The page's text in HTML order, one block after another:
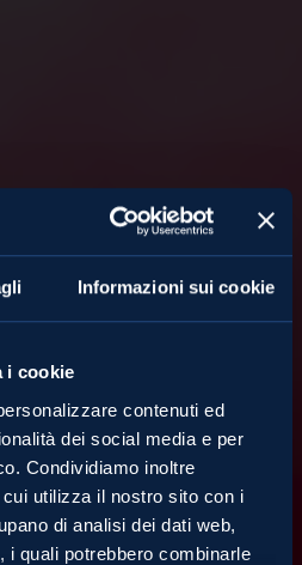
Informazioni sui cookie
i cookie
contenuti ed
dei social media e per
Condividiamo inoltre
utilizza il nostro sito con i
di analisi dei dati web,
i quali potrebbero combinarle